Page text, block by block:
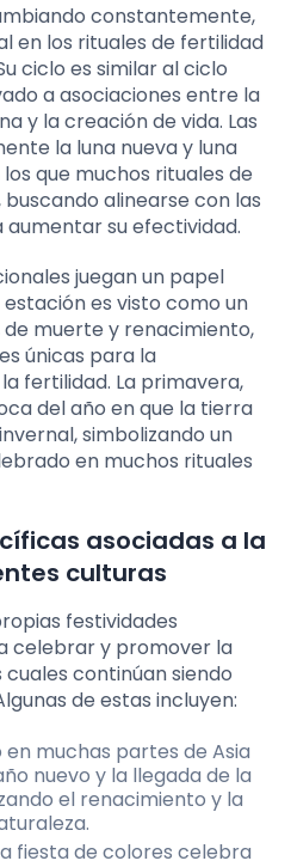
constantemente,
en los rituales de fertilidad
ciclo es similar al ciclo
a asociaciones entre la
y la creación de vida. Las
la luna nueva y luna
que muchos rituales de
alinearse con las
su efectividad.
juegan un papel
es visto como un
muerte y renacimiento,
únicas para la
fertilidad. La primavera,
del año en que la tierra
simbolizando un
en muchos rituales
asociadas a la
culturas
festividades
celebrar y promover la
continúan siendo
de estas incluyen:
muchas partes de Asia
nuevo y la llegada de la
el renacimiento y la
fiesta de colores celebra